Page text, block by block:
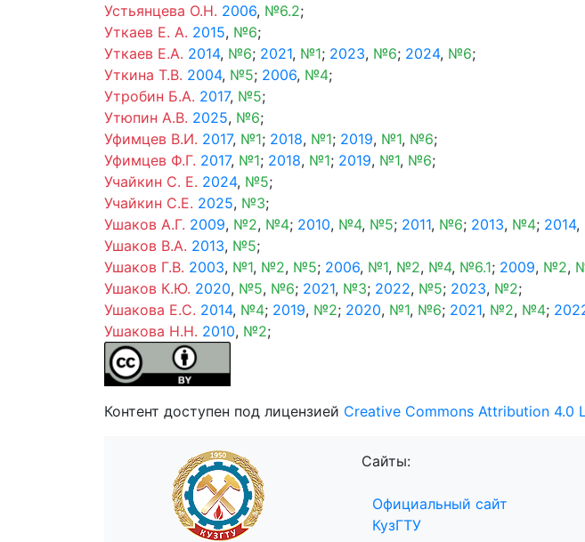
Устьянцева О.Н. 2006, №6.2;
Уткаев Е. А. 2015, №6;
Уткаев Е.А. 2014, №6; 2021, №1; 2023, №6; 2024, №6;
Уткина Т.В. 2004, №5; 2006, №4;
Утробин Б.А. 2017, №5;
Утюпин А.В. 2025, №6;
Уфимцев В.И. 2017, №1; 2018, №1; 2019, №1, №6;
Уфимцев Ф.Г. 2017, №1; 2018, №1; 2019, №1, №6;
Учайкин С. Е. 2024, №5;
Учайкин С.Е. 2025, №3;
Ушаков А.Г. 2009, №2, №4; 2010, №4, №5; 2011, №6; 2013, №4; 2014,
Ушаков В.А. 2013, №5;
Ушаков Г.В. 2003, №1, №2, №5; 2006, №1, №2, №4, №6.1; 2009, №2,
Ушаков К.Ю. 2020, №5, №6; 2021, №3; 2022, №5; 2023, №2;
Ушакова Е.С. 2014, №4; 2019, №2; 2020, №1, №6; 2021, №2, №4;
Ушакова Н.Н. 2010, №2;
Контент доступен под лицензией Creative Commons Attribution 4.0
Сайты:
Официальный сайт
КузГТУ